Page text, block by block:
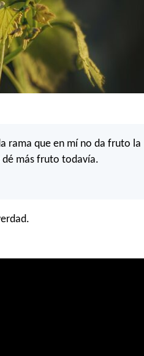
rama que en mí no da fruto la
más fruto todavía.